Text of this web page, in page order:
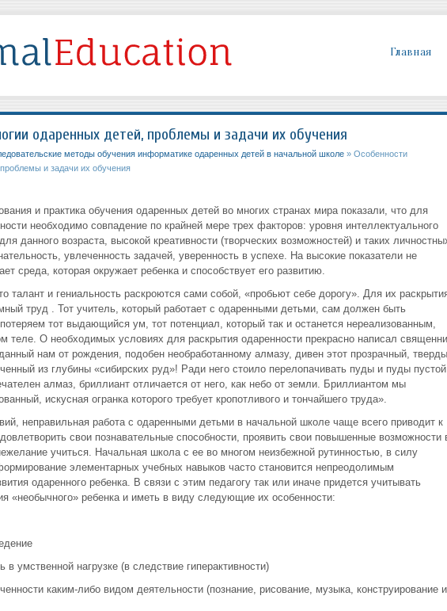
Главная
одаренных детей, проблемы и задачи их обучения
методы обучения информатике одаренных детей в начальной школе» Особенности
и задачи их обучения
и практика обучения одаренных детей во многих странах мира показали, что для
необходимо совпадение по крайней мере трех факторов: уровня интеллектуального
данного возраста, высокой креативности (творческих возможностей) и таких
увлеченность задачей, уверенность в успехе. На высокие показатели не
среда, которая окружает ребенка и способствует его развитию.
талант и гениальность раскроются сами собой, «пробьют себе дорогу». Для их
труд . Тот учитель, который работает с одаренными детьми, сам должен быть
тот выдающийся ум, тот потенциал, который так и останется нереализованным,
теле. О необходимых условиях для раскрытия одаренности прекрасно написал
нам от рождения, подобен необработанному алмазу, дивен этот прозрачный,
из глубины «сибирских руд»! Ради него стоило перелопачивать пуды и пуды пустой
алмаз, бриллиант отличается от него, как небо от земли. Бриллиантом мы
искусная огранка которого требует кропотливого и тончайшего труда».
неправильная работа с одаренными детьми в начальной школе чаще всего приводит к
свои познавательные способности, проявить свои повышенные возможности
учиться. Начальная школа с ее во многом неизбежной рутинностью, в силу
элементарных учебных навыков часто становится непреодолимым
одаренного ребенка. В связи с этим педагогу так или иначе придется учитывать
«необычного» ребенка и иметь в виду следующие их особенности:
в умственной нагрузке (в следствие гиперактивности)
каким-либо видом деятельности (познание, рисование, музыка, конструирование и